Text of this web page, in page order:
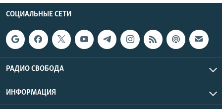
СОЦИАЛЬНЫЕ СЕТИ
РАДИО СВОБОДА
ИНФОРМАЦИЯ